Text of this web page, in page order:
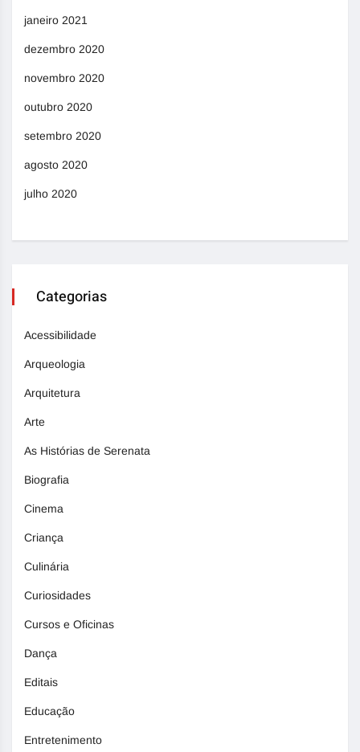
janeiro 2021
dezembro 2020
novembro 2020
outubro 2020
setembro 2020
agosto 2020
julho 2020
Categorias
Acessibilidade
Arqueologia
Arquitetura
Arte
As Histórias de Serenata
Biografia
Cinema
Criança
Culinária
Curiosidades
Cursos e Oficinas
Dança
Editais
Educação
Entretenimento